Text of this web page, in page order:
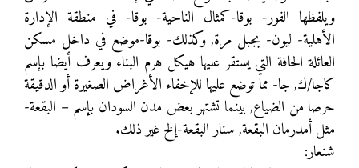
ويلفظها الفور- بوقا-كمثال الناحية- بوقا- في منطقة الإدارة
الأهلية- ليون- بجبل مرة, وكذلك- بوقا-موضع في داخل مسكن
العائلة الحافة التي يستقر عليها هيكل هرم البناء ويعرف أيضا بإسم
كاجا/ك, جا- مما توضع عليها للإخفاء الأغراض الصغيرة أو الدقيقة
حرصا من الضياع, بينما تشتهر بعض مدن السودان بإسم – البقعة-
مثل أمدرمان البقعة, سنار البقعة-إلخ غير ذلك.
شنعار: